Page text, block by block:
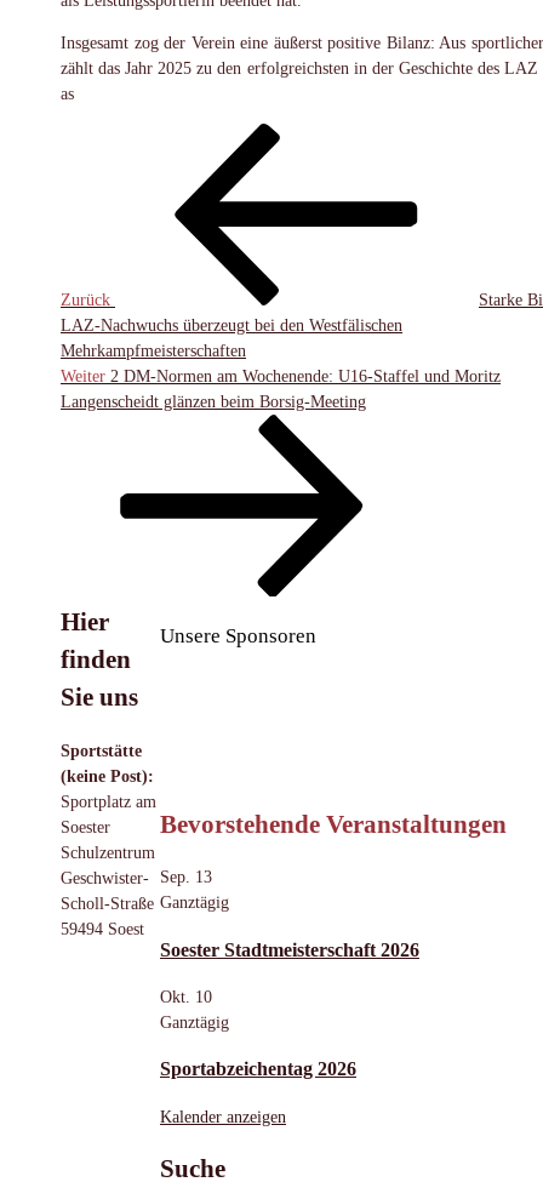
Insgesamt zog der Verein eine äußerst positive Bilanz: Aus
zählt das Jahr 2025 zu den erfolgreichsten in der Geschichte des LAZ
as
Beitragsnavigation
Zurück
Starke
LAZ-Nachwuchs überzeugt bei den Westfälischen
Mehrkampfmeisterschaften
Nächster
Beitrag
Weiter 2 DM-Normen am Wochenende: U16-Staffel und Moritz
Langenscheidt glänzen beim Borsig-Meeting
Unsere Sponsoren
Bevorstehende Veranstaltungen
Sep. 13
Ganztägig
Soester Stadtmeisterschaft 2026
Okt. 10
Ganztägig
Sportabzeichentag 2026
Kalender anzeigen
Suche
Hier
finden
Sie uns
Sportstätte
(keine Post):
Sportplatz am
Soester
Schulzentrum
Geschwister-
Scholl-Straße
59494 Soest